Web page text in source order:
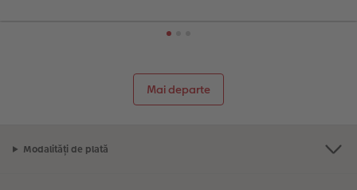
Mai departe
Modalități de plată